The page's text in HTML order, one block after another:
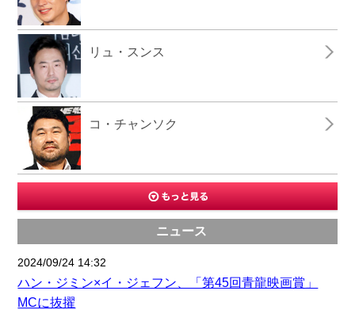
リュ・スンス
コ・チャンソク
ニュース
2024/09/24 14:32
ハン・ジミン×イ・ジェフン、「第45回青龍映画賞」
MCに抜擢